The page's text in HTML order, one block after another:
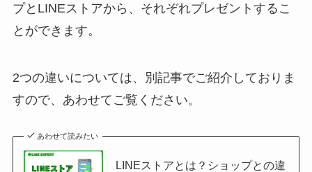
プとLINEストアから、それぞれプレゼントするこ
とができます。
2つの違いについては、別記事でご紹介しておりま
すので、あわせてご覧ください。
あわせて読みたい
LINEストアとは？ショップとの違